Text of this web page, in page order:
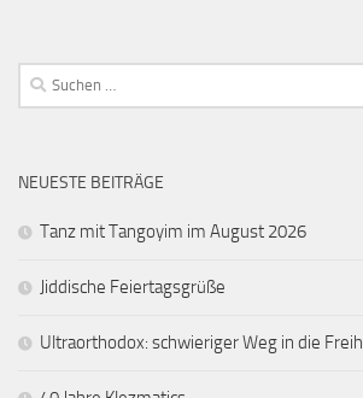
Suchen
nach:
NEUESTE BEITRÄGE
Tanz mit Tangoyim im August 2026
Jiddische Feiertagsgrüße
Ultraorthodox: schwieriger Weg in die